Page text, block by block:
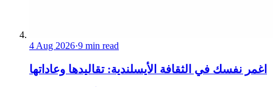
4 Aug 2026·9 min read
اغمر نفسك في الثقافة الأيسلندية: تقاليدها وعاداتها